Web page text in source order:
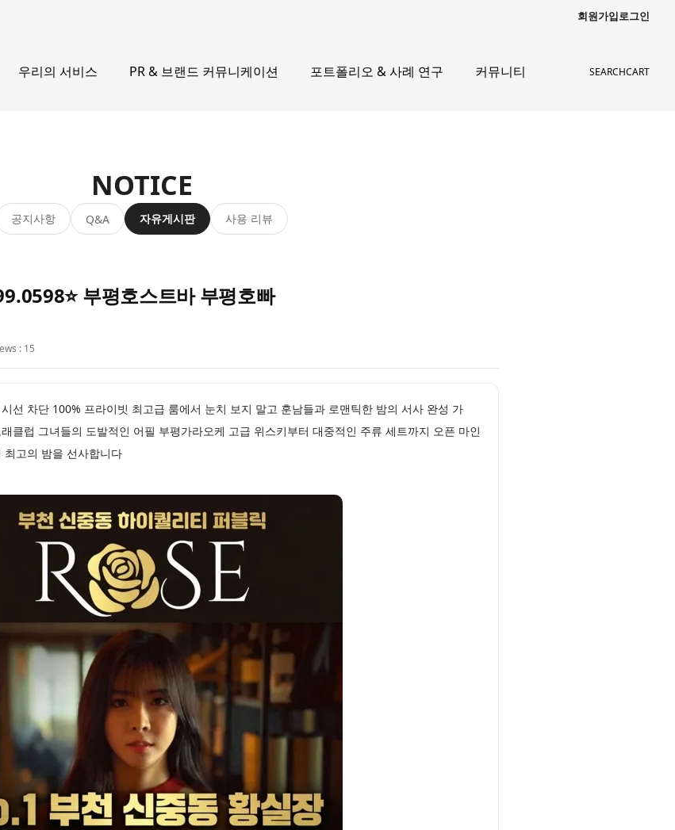
회원가입로그인
우리의 서비스 PR & 브랜드 커뮤니케이션 포트폴리오 & 사례 연구 커뮤니티 SEARCHCART
NOTICE
공지사항 Q&A 자유게시판 사용 리뷰
부평호스트바 부평호빠
: 15
선 차단 100% 프라이빗 최고급 룸에서 눈치 보지 말고 훈남들과 로맨틱한 밤의 서사 완성 가
클럽 그녀들의 도발적인 어필 부평가라오케 고급 위스키부터 대중적인 주류 세트까지 오픈 마인
고의 밤을 선사합니다